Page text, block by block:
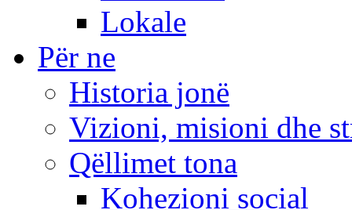
Lokale
Për ne
Historia jonë
Vizioni, misioni dhe
Qëllimet tona
Kohezioni social